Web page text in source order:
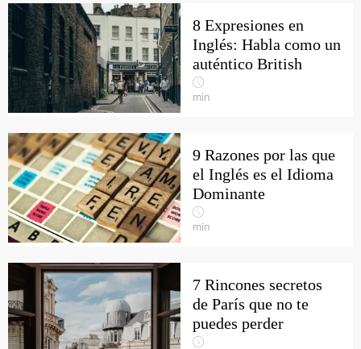
8 Expresiones en
Inglés: Habla como un
auténtico British
min
9 Razones por las que
el Inglés es el Idioma
Dominante
min
7 Rincones secretos
de París que no te
puedes perder